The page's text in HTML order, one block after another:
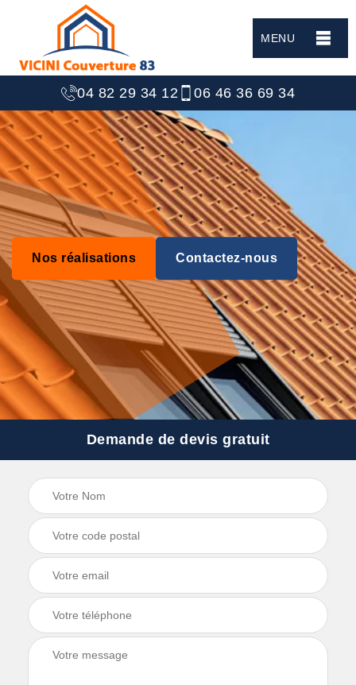
MENU
04 82 29 34 12 06 46 36 69 34
Nos réalisations Contactez-nous
Demande de devis gratuit